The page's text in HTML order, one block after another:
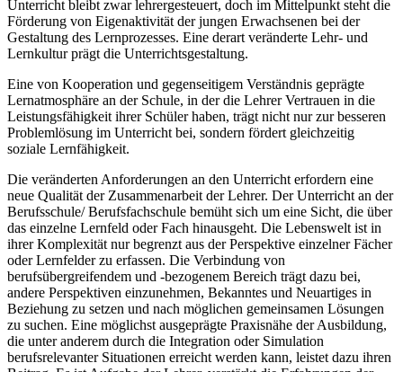
Unterricht bleibt zwar lehrergesteuert, doch im Mittelpunkt steht die
Förderung von Eigenaktivität der jungen Erwachsenen bei der
Gestaltung des Lernprozesses. Eine derart veränderte Lehr- und
Lernkultur prägt die Unterrichtsgestaltung.
Eine von Kooperation und gegenseitigem Verständnis geprägte
Lernatmosphäre an der Schule, in der die Lehrer Vertrauen in die
Leistungsfähigkeit ihrer Schüler haben, trägt nicht nur zur besseren
Problemlösung im Unterricht bei, sondern fördert gleichzeitig
soziale Lernfähigkeit.
Die veränderten Anforderungen an den Unterricht erfordern eine
neue Qualität der Zusammenarbeit der Lehrer. Der Unterricht an der
Berufsschule/ Berufsfachschule bemüht sich um eine Sicht, die über
das einzelne Lernfeld oder Fach hinausgeht. Die Lebenswelt ist in
ihrer Komplexität nur begrenzt aus der Perspektive einzelner Fächer
oder Lernfelder zu erfassen. Die Verbindung von
berufsübergreifendem und -bezogenem Bereich trägt dazu bei,
andere Perspektiven einzunehmen, Bekanntes und Neuartiges in
Beziehung zu setzen und nach möglichen gemeinsamen Lösungen
zu suchen. Eine möglichst ausgeprägte Praxisnähe der Ausbildung,
die unter anderem durch die Integration oder Simulation
berufsrelevanter Situationen erreicht werden kann, leistet dazu ihren